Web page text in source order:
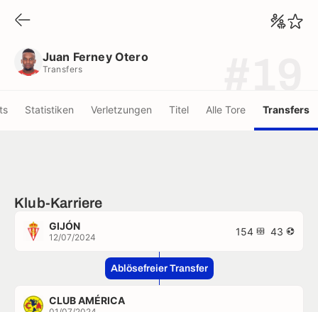
Juan Ferney Otero
Transfers
Statistiken Verletzungen Titel Alle Tore Transfers
Klub-Karriere
GIJÓN
12/07/2024 154 43
Ablösefreier Transfer
CLUB AMÉRICA